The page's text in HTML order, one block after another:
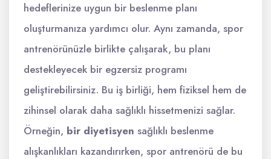
hedeflerinize uygun bir beslenme planı
oluşturmanıza yardımcı olur. Aynı zamanda, spor
antrenörünüzle birlikte çalışarak, bu planı
destekleyecek bir egzersiz programı
geliştirebilirsiniz. Bu iş birliği, hem fiziksel hem de
zihinsel olarak daha sağlıklı hissetmenizi sağlar.
Örneğin, bir diyetisyen sağlıklı beslenme
alışkanlıkları kazandırırken, spor antrenörü de bu